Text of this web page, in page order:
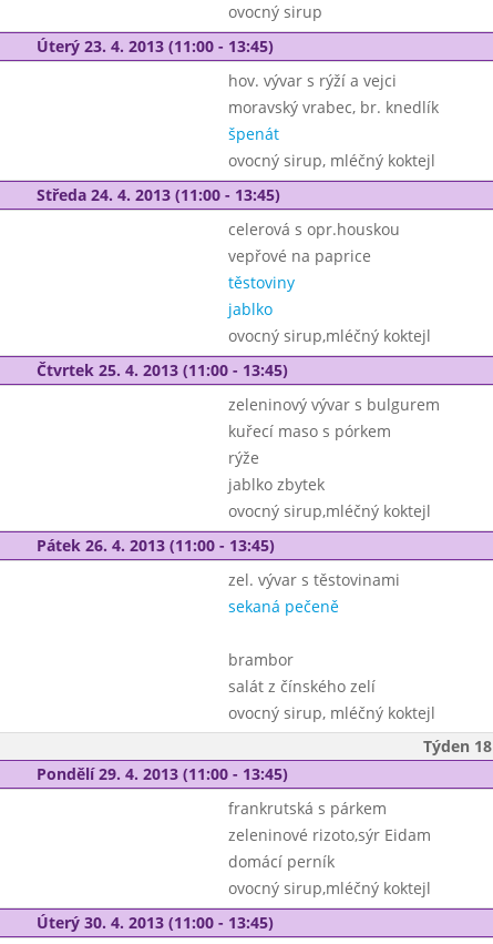
ovocný sirup
Úterý 23. 4. 2013 (11:00 - 13:45)
hov. vývar s rýží a vejci
moravský vrabec, br. knedlík
špenát
ovocný sirup, mléčný koktejl
Středa 24. 4. 2013 (11:00 - 13:45)
celerová s opr.houskou
vepřové na paprice
těstoviny
jablko
ovocný sirup,mléčný koktejl
Čtvrtek 25. 4. 2013 (11:00 - 13:45)
zeleninový vývar s bulgurem
kuřecí maso s pórkem
rýže
jablko zbytek
ovocný sirup,mléčný koktejl
Pátek 26. 4. 2013 (11:00 - 13:45)
zel. vývar s těstovinami
sekaná pečeně
brambor
salát z čínského zelí
ovocný sirup, mléčný koktejl
Týden 18
Pondělí 29. 4. 2013 (11:00 - 13:45)
frankrutská s párkem
zeleninové rizoto,sýr Eidam
domácí perník
ovocný sirup,mléčný koktejl
Úterý 30. 4. 2013 (11:00 - 13:45)